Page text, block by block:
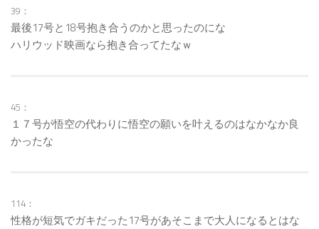
39：
最後17号と18号抱き合うのかと思ったのにな
ハリウッド映画なら抱き合ってたなｗ
45：
１７号が悟空の代わりに悟空の願いを叶えるのはなかなか良
かったな
114：
性格が短気でガキだった17号があそこまで大人になるとはな